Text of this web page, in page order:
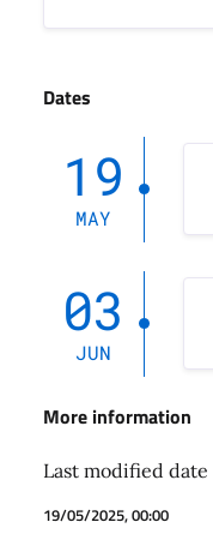
Dates
19
MAY
03
JUN
More information
Last modified date
19/05/2025, 00:00